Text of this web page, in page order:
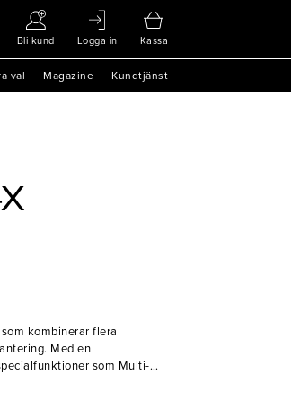
Bli kund Logga in Kassa
val Magazine Kundtjänst
kombinerar flera
Med en
som Multi-
Ett oumbärligt verktyg för